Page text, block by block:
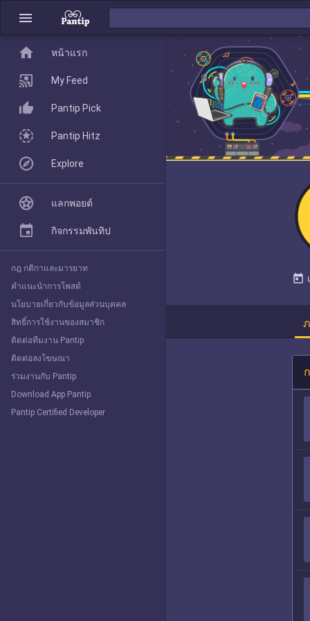
menu
today
home
Pantip Pick
Explore
home หน้าแรก
My Feed
Pantip Pick
Pantip Hitz
Explore
แลกพอยต์
กิจกรรมพันทิป
กฎ กติกาและมารยาท
คำแนะนำการโพสต์
นโยบายเกี่ยวกับข้อมูลส่วนบุคคล
สิทธิ์การใช้งานของสมาชิก
ติดต่อทีมงาน Pantip
ติดต่อลงโฆษณา
ร่วมงานกับ Pantip
Download App Pantip
Pantip Certified Developer